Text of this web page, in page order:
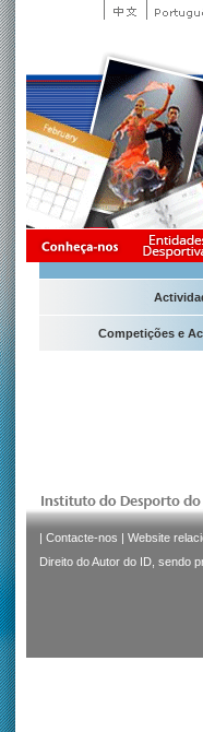
Competições e
| Contacte-nos | Website
Direito do Autor do ID, sendo